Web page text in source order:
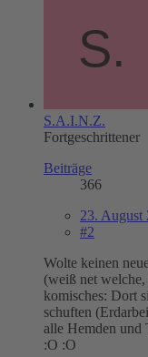
S.A.I.N.Z.
Fortgeschrittener
Beiträge
366
23. August
#2
Wolte keinen
(weiß net
komisches: Dort
schuften
alle Hemden und
:O :O